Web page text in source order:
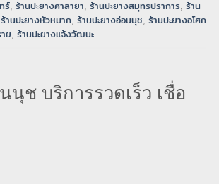
ร์, ร้านปะยางศาลายา, ร้านปะยางสมุทรปราการ, ร้าน
ร้านปะยางหัวหมาก, ร้านปะยางอ่อนนุช, ร้านปะยางอโศก
ย, ร้านปะยางแจ้งวัฒนะ
ช บริการรวดเร็ว เชื่อ